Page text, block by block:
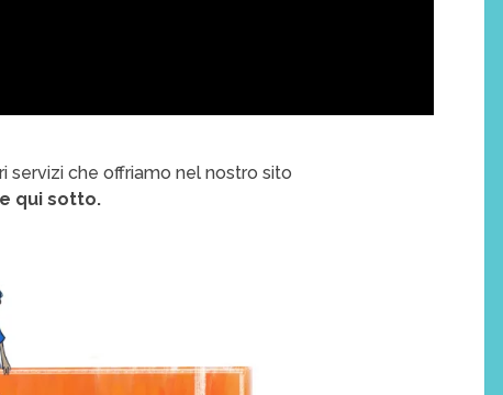
servizi che offriamo nel nostro sito
qui sotto.